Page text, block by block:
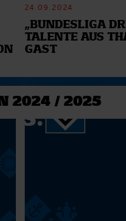
24.09.2024
„BUNDESLIGA
TALENTE AUS
GAST
2024 / 2025